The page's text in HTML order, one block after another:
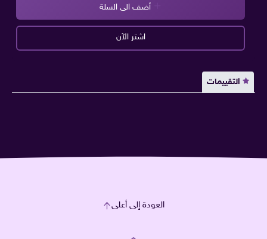
اشتر الآن
التقييمات
العودة إلى أعلى